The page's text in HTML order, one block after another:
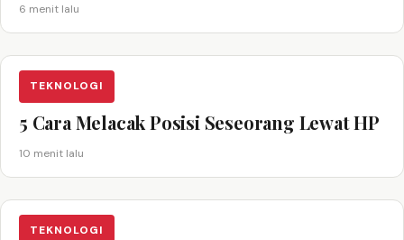
6 menit lalu
TEKNOLOGI
5 Cara Melacak Posisi Seseorang Lewat HP
10 menit lalu
TEKNOLOGI